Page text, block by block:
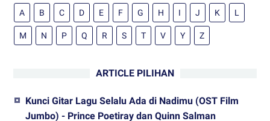
A B C D E F G H I J K L
M N P Q R S T V Y Z
ARTICLE PILIHAN
Kunci Gitar Lagu Selalu Ada di Nadimu (OST Film
Jumbo) - Prince Poetiray dan Quinn Salman